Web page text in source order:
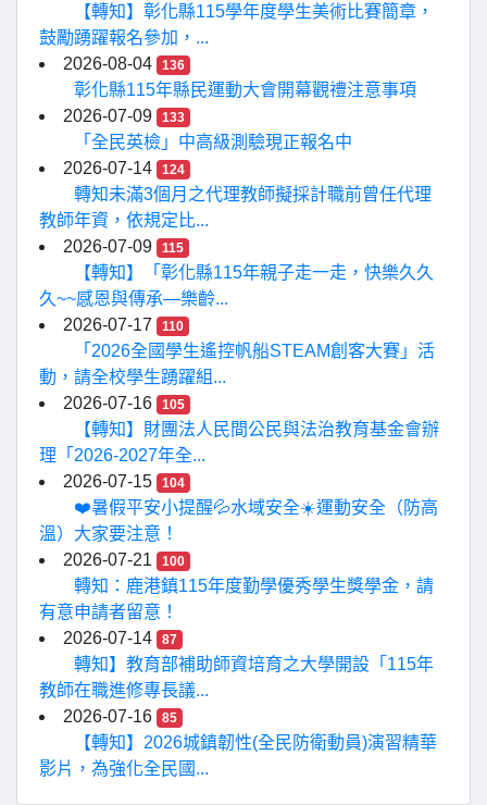
【轉知】彰化縣115學年度學生美術比賽簡章，
鼓勵踴躍報名參加，...
2026-08-04
136
彰化縣115年縣民運動大會開幕觀禮注意事項
2026-07-09
133
「全民英檢」中高級測驗現正報名中
2026-07-14
124
轉知未滿3個月之代理教師擬採計職前曾任代理
教師年資，依規定比...
2026-07-09
115
【轉知】「彰化縣115年親子走一走，快樂久久
久~~感恩與傳承—樂齡...
2026-07-17
110
「2026全國學生遙控帆船STEAM創客大賽」活
動，請全校學生踴躍組...
2026-07-16
105
【轉知】財團法人民間公民與法治教育基金會辦
理「2026-2027年全...
2026-07-15
104
❤️暑假平安小提醒💦水域安全☀️運動安全（防高
溫）大家要注意！
2026-07-21
100
轉知：鹿港鎮115年度勤學優秀學生獎學金，請
有意申請者留意！
2026-07-14
87
轉知】教育部補助師資培育之大學開設「115年
教師在職進修專長議...
2026-07-16
85
【轉知】2026城鎮韌性(全民防衛動員)演習精華
影片，為強化全民國...